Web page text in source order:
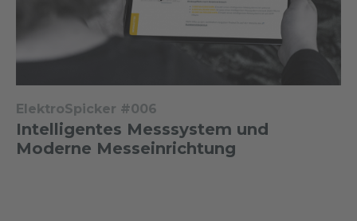
ElektroSpicker #006
Intelligentes Messsystem und
Moderne Messeinrichtung